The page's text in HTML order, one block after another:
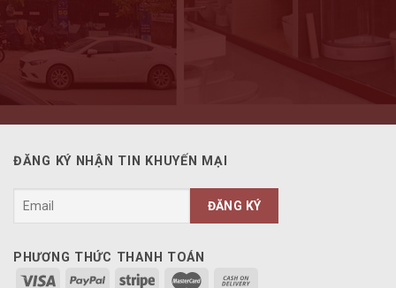
ĐĂNG KÝ NHẬN TIN KHUYẾN MẠI
PHƯƠNG THỨC THANH TOÁN